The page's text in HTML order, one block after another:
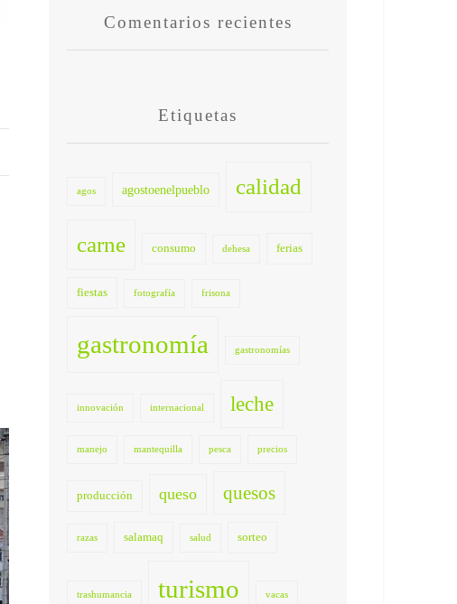
Comentarios recientes
Etiquetas
agos agostoenelpueblo calidad
carne consumo dehesa ferias
fiestas fotografía frisona
gastronomía gastronomías
innovación internacional leche
manejo mantequilla pesca precios
producción queso quesos
razas salamaq salud sorteo
trashumancia turismo vacas